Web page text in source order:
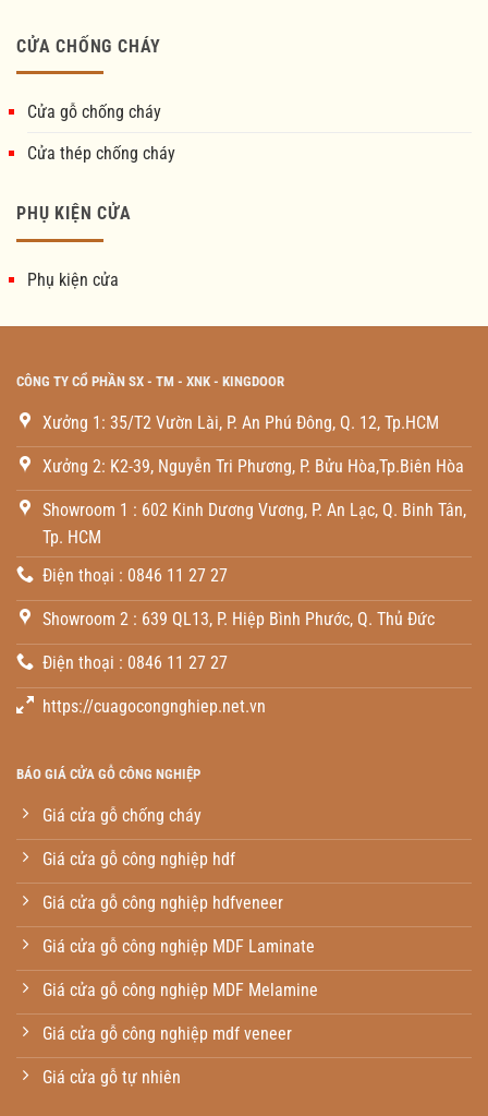
CỬA CHỐNG CHÁY
Cửa gỗ chống cháy
Cửa thép chống cháy
PHỤ KIỆN CỬA
Phụ kiện cửa
CÔNG TY CỔ PHẦN SX - TM - XNK - KINGDOOR
Xưởng 1: 35/T2 Vườn Lài, P. An Phú Đông, Q. 12, Tp.HCM
Xưởng 2: K2-39, Nguyễn Tri Phương, P. Bửu Hòa,Tp.Biên Hòa
Showroom 1 : 602 Kinh Dương Vương, P. An Lạc, Q. Binh Tân,
Tp. HCM
Điện thoại : 0846 11 27 27
Showroom 2 : 639 QL13, P. Hiệp Bình Phước, Q. Thủ Đức
Điện thoại : 0846 11 27 27
https://cuagocongnghiep.net.vn
BÁO GIÁ CỬA GỖ CÔNG NGHIỆP
Giá cửa gỗ chống cháy
Giá cửa gỗ công nghiệp hdf
Giá cửa gỗ công nghiệp hdfveneer
Giá cửa gỗ công nghiệp MDF Laminate
Giá cửa gỗ công nghiệp MDF Melamine
Giá cửa gỗ công nghiệp mdf veneer
Giá cửa gỗ tự nhiên